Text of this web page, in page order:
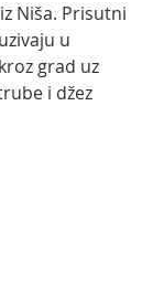
Niša. Prisutni
u
grad uz
i džez